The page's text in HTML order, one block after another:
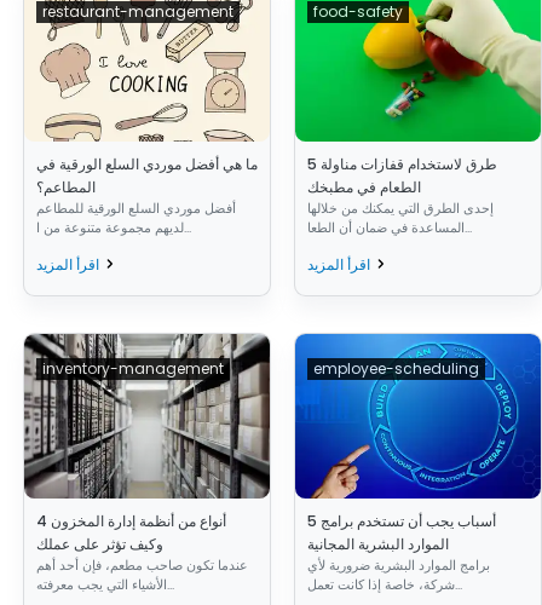
restaurant-management
ما هي أفضل موردي السلع الورقية في
المطاعم؟
أفضل موردي السلع الورقية للمطاعم
لديهم مجموعة متنوعة من ا...
اقرأ المزيد
food-safety
5 طرق لاستخدام قفازات مناولة
الطعام في مطبخك
إحدى الطرق التي يمكنك من خلالها
المساعدة في ضمان أن الطعا...
اقرأ المزيد
inventory-management
4 أنواع من أنظمة إدارة المخزون
وكيف تؤثر على عملك
عندما تكون صاحب مطعم، فإن أحد أهم
الأشياء التي يجب معرفته...
employee-scheduling
5 أسباب يجب أن تستخدم برامج
الموارد البشرية المجانية
برامج الموارد البشرية ضرورية لأي
شركة، خاصة إذا كانت تعمل...